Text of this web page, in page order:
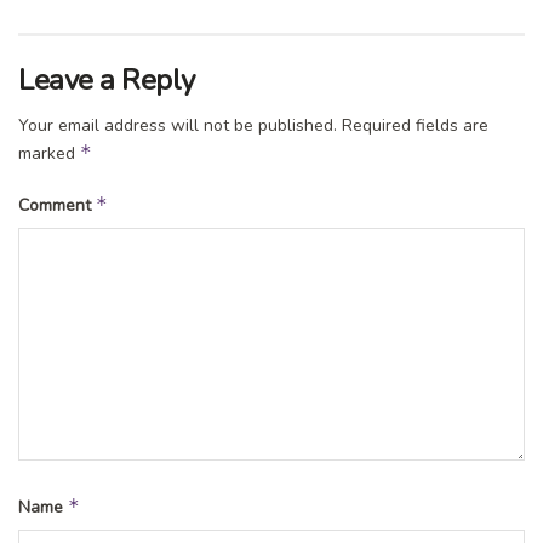
Leave a Reply
Your email address will not be published. Required fields are
marked *
Comment *
Name *